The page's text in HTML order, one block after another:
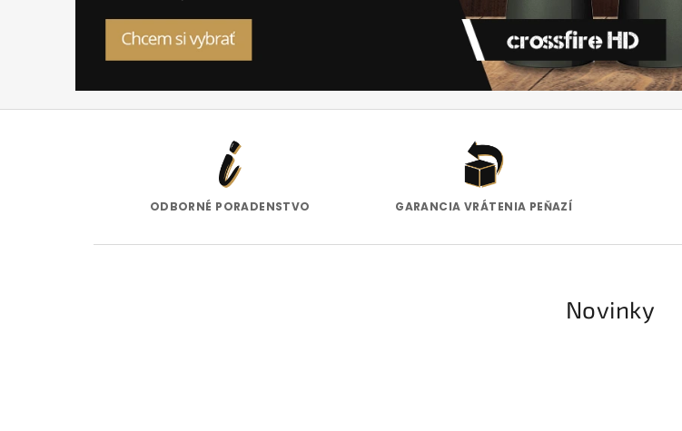
ODBORNÉ PORADENSTVO GARANCIA VRÁTENIA PEŇAZÍ
Novinky